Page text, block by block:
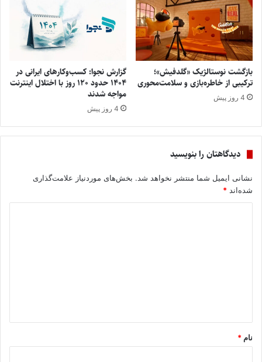
بازگشت نوستالژیک «گلدفیش»؛
ترکیبی از خاطره‌بازی و سلامت‌محوری
4 روز پیش
گزارش نجوا: کسب‌وکارهای ایرانی در
۱۴۰۴ حدود ۱۲۰ روز با اختلال اینترنت
مواجه شدند
4 روز پیش
دیدگاهتان را بنویسید
نشانی ایمیل شما منتشر نخواهد شد. بخش‌های موردنیاز علامت‌گذاری
شده‌اند *
نام *